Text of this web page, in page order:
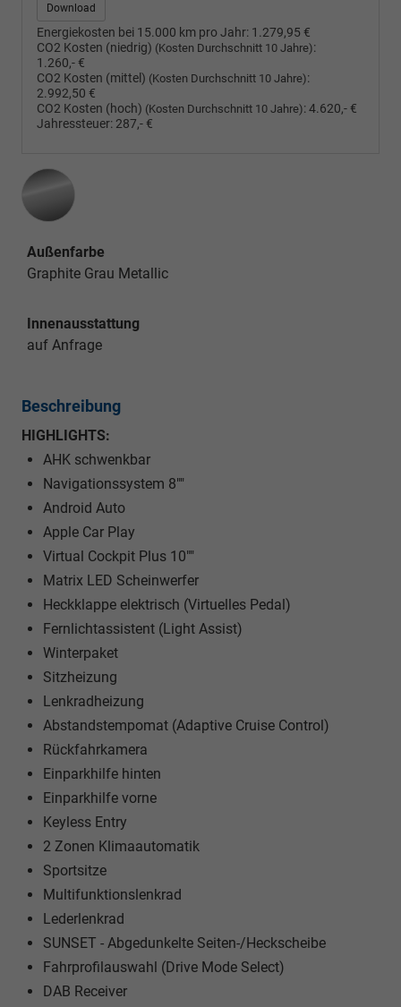
Download
Energiekosten bei 15.000 km pro Jahr: 1.279,95 €
CO2 Kosten (niedrig) (Kosten Durchschnitt 10 Jahre):
1.260,- €
CO2 Kosten (mittel) (Kosten Durchschnitt 10 Jahre):
2.992,50 €
CO2 Kosten (hoch) (Kosten Durchschnitt 10 Jahre):4.620,- €
Jahressteuer: 287,- €
Außenfarbe
Graphite Grau Metallic
Innenausstattung
auf Anfrage
Beschreibung
HIGHLIGHTS:
AHK schwenkbar
Navigationssystem 8""
Android Auto
Apple Car Play
Virtual Cockpit Plus 10""
Matrix LED Scheinwerfer
Heckklappe elektrisch (Virtuelles Pedal)
Fernlichtassistent (Light Assist)
Winterpaket
Sitzheizung
Lenkradheizung
Abstandstempomat (Adaptive Cruise Control)
Rückfahrkamera
Einparkhilfe hinten
Einparkhilfe vorne
Keyless Entry
2 Zonen Klimaautomatik
Sportsitze
Multifunktionslenkrad
Lederlenkrad
SUNSET - Abgedunkelte Seiten-/Heckscheibe
Fahrprofilauswahl (Drive Mode Select)
DAB Receiver